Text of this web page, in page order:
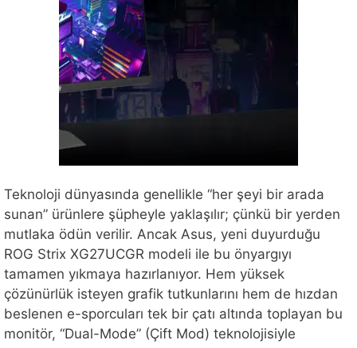
Teknoloji dünyasında genellikle “her şeyi bir arada
sunan” ürünlere şüpheyle yaklaşılır; çünkü bir yerden
mutlaka ödün verilir. Ancak Asus, yeni duyurduğu
ROG Strix XG27UCGR modeli ile bu önyargıyı
tamamen yıkmaya hazırlanıyor. Hem yüksek
çözünürlük isteyen grafik tutkunlarını hem de hızdan
beslenen e-sporcuları tek bir çatı altında toplayan bu
monitör, “Dual-Mode” (Çift Mod) teknolojisiyle